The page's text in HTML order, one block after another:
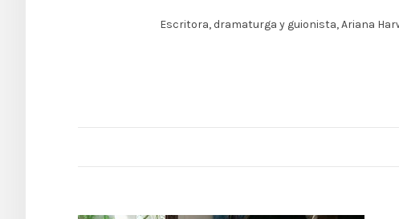
Escritora, dramaturga y guionista, Ariana